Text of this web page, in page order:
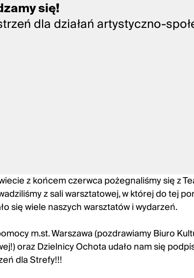
się!
dla działań artystyczno-
z końcem czerwca pożegnaliśmy się z
z sali warsztatowej, w której do tej
się wiele naszych warsztatów i wydarzeń.
m.st. Warszawa (pozdrawiamy Biuro
oraz Dzielnicy Ochota udało nam się
dla Strefy!!!